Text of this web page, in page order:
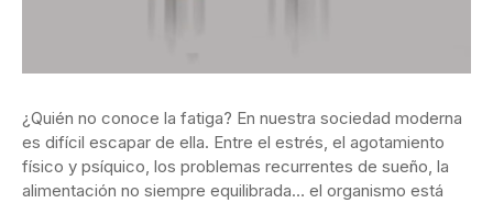
¿Quién no conoce la fatiga? En nuestra sociedad moderna
es difícil escapar de ella. Entre el estrés, el agotamiento
físico y psíquico, los problemas recurrentes de sueño, la
alimentación no siempre equilibrada… el organismo está